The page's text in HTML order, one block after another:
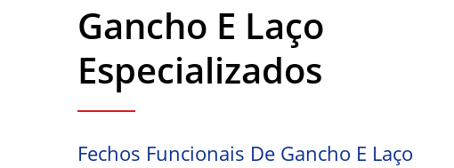
Gancho E Laço
Especializados
Fechos Funcionais De Gancho E Laço